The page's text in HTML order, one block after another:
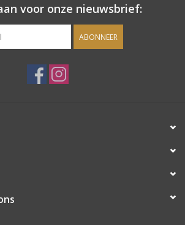
voor onze nieuwsbrief:
ABONNEER